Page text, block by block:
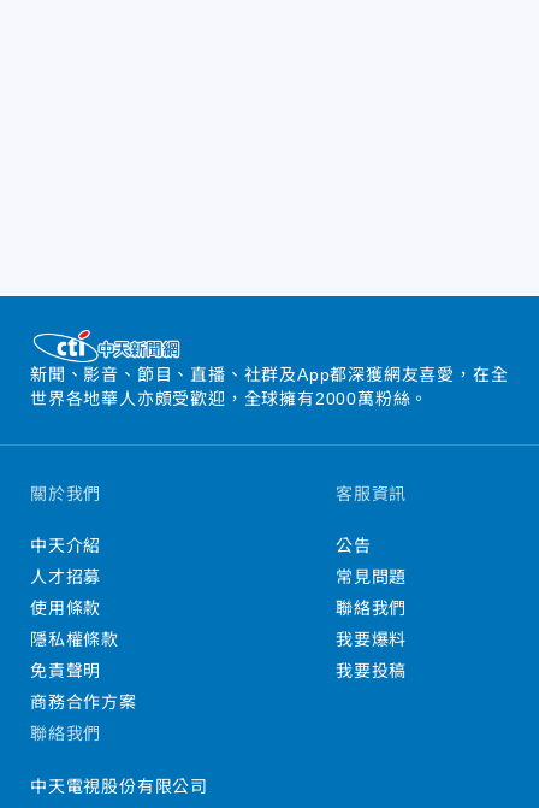
新聞、影音、節目、直播、社群及App都深獲網友喜愛，在全
世界各地華人亦頗受歡迎，全球擁有2000萬粉絲。
關於我們
中天介紹
人才招募
使用條款
隱私權條款
免責聲明
商務合作方案
客服資訊
公告
常見問題
聯絡我們
我要爆料
我要投稿
聯絡我們
中天電視股份有限公司